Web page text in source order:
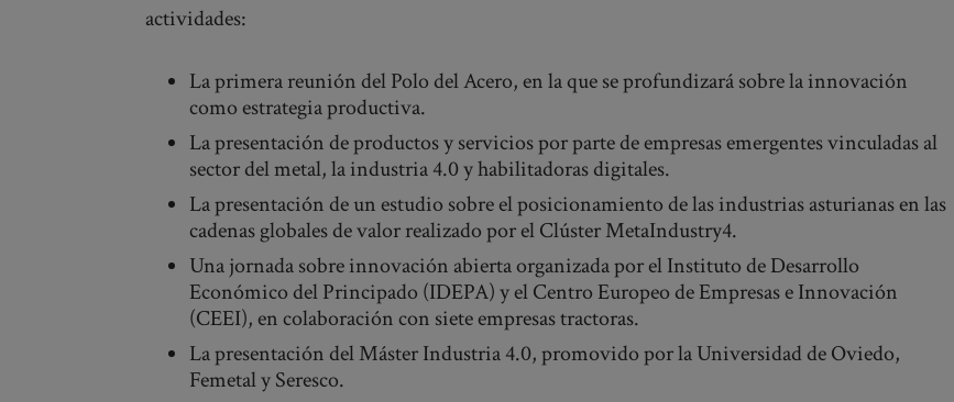
actividades:
La primera reunión del Polo del Acero, en la que se profundizará sobre la innovación
como estrategia productiva.
La presentación de productos y servicios por parte de empresas emergentes vinculadas al
sector del metal, la industria 4.0 y habilitadoras digitales.
La presentación de un estudio sobre el posicionamiento de las industrias asturianas en las
cadenas globales de valor realizado por el Clúster MetaIndustry4.
Una jornada sobre innovación abierta organizada por el Instituto de Desarrollo
Económico del Principado (IDEPA) y el Centro Europeo de Empresas e Innovación
(CEEI), en colaboración con siete empresas tractoras.
La presentación del Máster Industria 4.0, promovido por la Universidad de Oviedo,
Femetal y Seresco.